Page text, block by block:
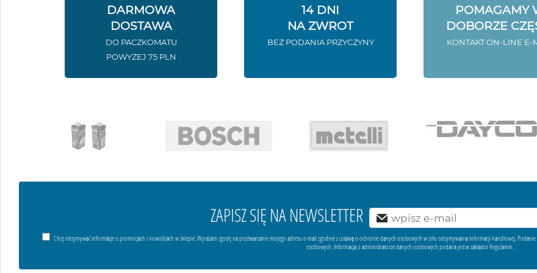
DARMOWA
DOSTAWA
DO PACZKOMATU
POWYŻEJ 75 PLN
14 DNI
NA ZWROT
BEZ PODANIA PRZYCZYNY
POMAGAMY
DOBORZE
KONTAKT ON-LINE E-
ZAPISZ SIĘ NA NEWSLETTER
Chcę otrzymywać informacje o promocjach i nowościach w sklepie. Wyrażam zgodę na przetwarzanie mojego adresu e-mail zgodnie z ustawą o ochronie danych osobowych w celu otrzymywania informacji handlowej.
osobowych. Informacja o administratorze danych osobowych podana jest w zakładce Regulamin.